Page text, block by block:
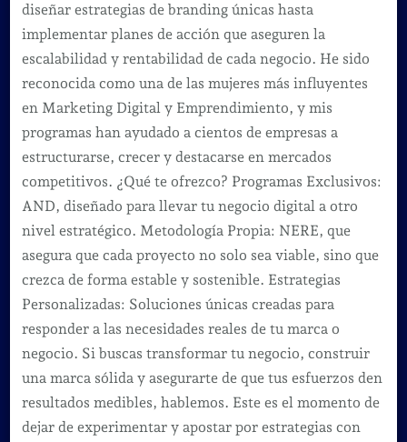
diseñar estrategias de branding únicas hasta
implementar planes de acción que aseguren la
escalabilidad y rentabilidad de cada negocio. He sido
reconocida como una de las mujeres más influyentes
en Marketing Digital y Emprendimiento, y mis
programas han ayudado a cientos de empresas a
estructurarse, crecer y destacarse en mercados
competitivos. ¿Qué te ofrezco? Programas Exclusivos:
AND, diseñado para llevar tu negocio digital a otro
nivel estratégico. Metodología Propia: NERE, que
asegura que cada proyecto no solo sea viable, sino que
crezca de forma estable y sostenible. Estrategias
Personalizadas: Soluciones únicas creadas para
responder a las necesidades reales de tu marca o
negocio. Si buscas transformar tu negocio, construir
una marca sólida y asegurarte de que tus esfuerzos den
resultados medibles, hablemos. Este es el momento de
dejar de experimentar y apostar por estrategias con